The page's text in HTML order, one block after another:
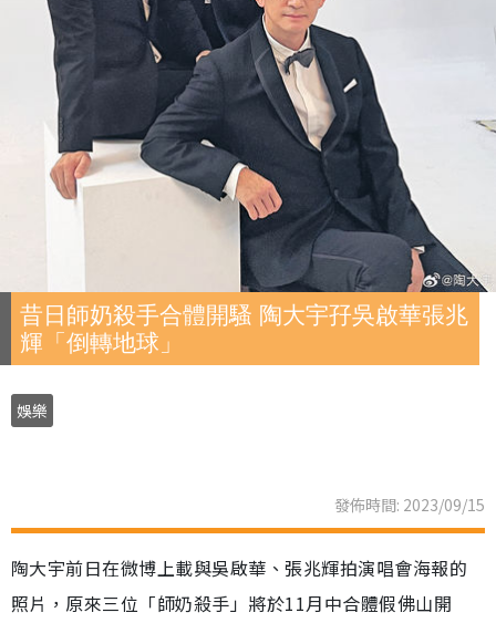
昔日師奶殺手合體開騷 陶大宇孖吳啟華張兆
輝「倒轉地球」
娛樂
發佈時間: 2023/09/15
陶大宇前日在微博上載與吳啟華、張兆輝拍演唱會海報的
照片，原來三位「師奶殺手」將於11月中合體假佛山開